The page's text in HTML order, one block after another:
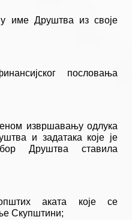
у име Друштва из своје
пословања
извршавању одлука
и задатака које је
Друштва ставила
аката које се
Скупштини;